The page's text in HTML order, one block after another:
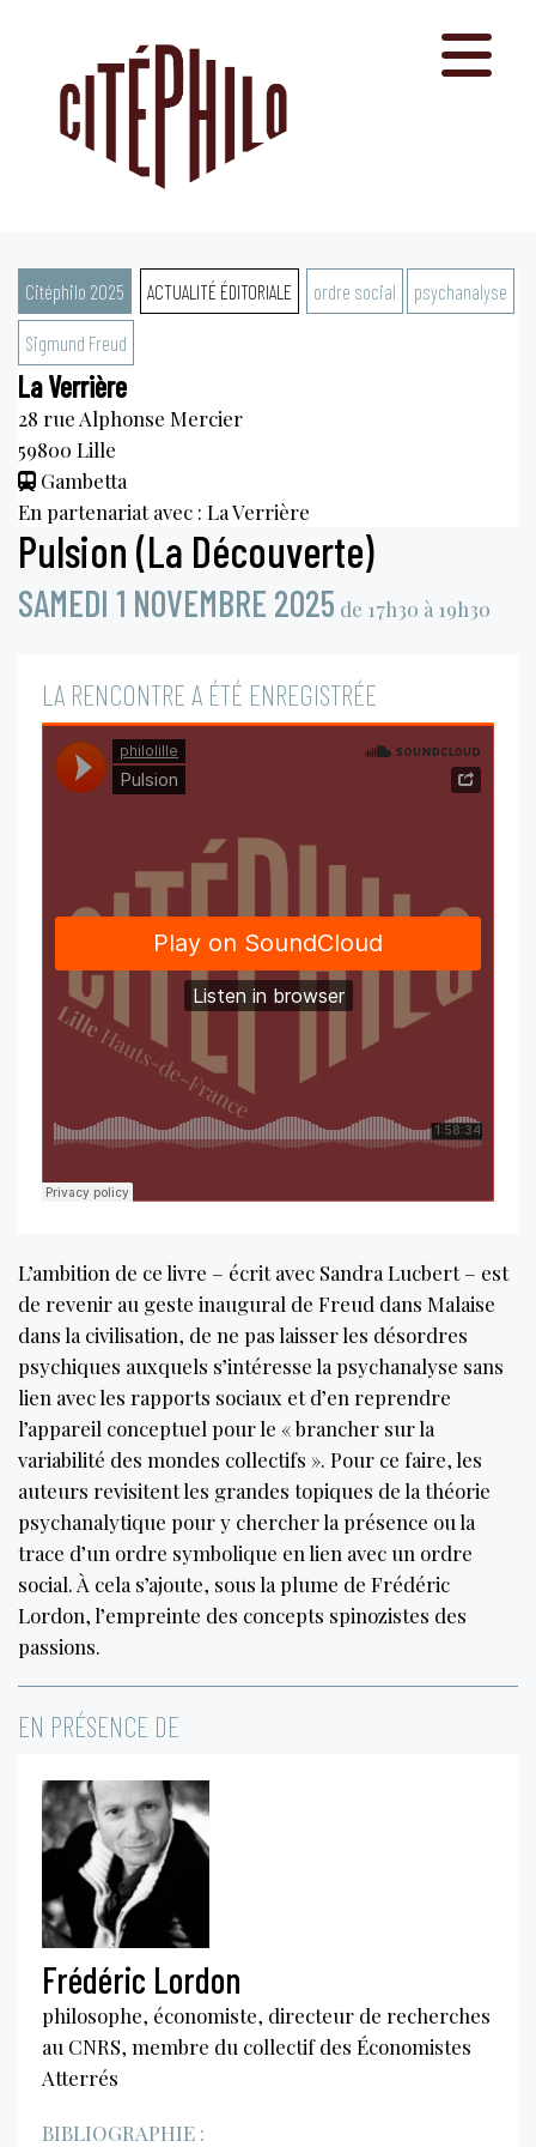
Citéphilo 2025 ACTUALITÉ ÉDITORIALE ordre social psychanalyse
Sigmund Freud
La Verrière
28 rue Alphonse Mercier
59800 Lille
Gambetta
En partenariat avec : La Verrière
Pulsion (La Découverte)
SAMEDI 1 NOVEMBRE 2025 de 17h30 à 19h30
LA RENCONTRE A ÉTÉ ENREGISTRÉE
L’ambition de ce livre – écrit avec Sandra Lucbert – est
de revenir au geste inaugural de Freud dans Malaise
dans la civilisation, de ne pas laisser les désordres
psychiques auxquels s’intéresse la psychanalyse sans
lien avec les rapports sociaux et d’en reprendre
l’appareil conceptuel pour le « brancher sur la
variabilité des mondes collectifs ». Pour ce faire, les
auteurs revisitent les grandes topiques de la théorie
psychanalytique pour y chercher la présence ou la
trace d’un ordre symbolique en lien avec un ordre
social. À cela s’ajoute, sous la plume de Frédéric
Lordon, l’empreinte des concepts spinozistes des
passions.
EN PRÉSENCE DE
Frédéric Lordon
philosophe, économiste, directeur de recherches
au CNRS, membre du collectif des Économistes
Atterrés
BIBLIOGRAPHIE :